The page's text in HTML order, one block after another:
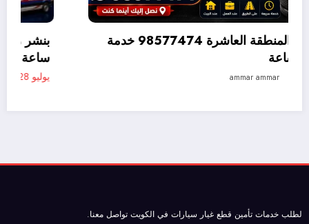
بنشر متنقل القصور 98577474 خدمة متنقلة 24
لطلب خدمات تأمين قطع غيار سيارات في الكويت تواصل معنا.